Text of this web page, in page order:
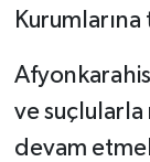
ve suçlularla
devam